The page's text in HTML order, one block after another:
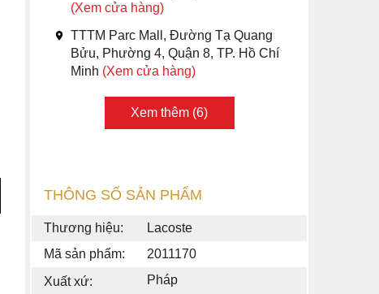
(Xem cửa hàng)
TTTM Parc Mall, Đường Tạ Quang
Bửu, Phường 4, Quận 8, TP. Hồ Chí
Minh (Xem cửa hàng)
Xem thêm (6)
THÔNG SỐ SẢN PHẨM
Thương hiệu:
Lacoste
Mã sản phẩm:
2011170
Xuất xứ:
Pháp